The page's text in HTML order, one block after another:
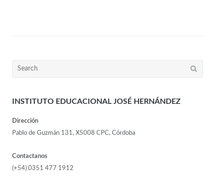
INSTITUTO EDUCACIONAL JOSÉ HERNÁNDEZ
Dirección
Pablo de Guzmán 131, X5008 CPC, Córdoba
Contactanos
(+54) 0351 477 1912